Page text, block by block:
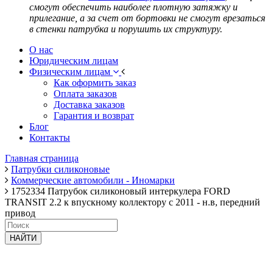
смогут обеспечить наиболее плотную затяжку и
прилегание, а за счет от бортовки не смогут врезаться
в стенки патрубка и порушить их структуру.
О нас
Юридическим лицам
Физическим лицам
Как оформить заказ
Оплата заказов
Доставка заказов
Гарантия и возврат
Блог
Контакты
Главная страница
Патрубки силиконовые
Коммерческие автомобили - Иномарки
1752334 Патрубок силиконовый интеркулера FORD
TRANSIT 2.2 к впускному коллектору с 2011 - н.в, передний
привод
НАЙТИ